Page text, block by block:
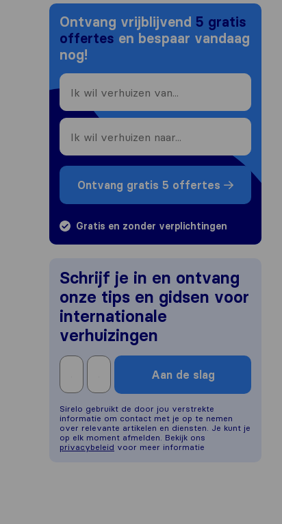
Ontvang vrijblijvend 5 gratis
offertes en bespaar vandaag
nog!
Ontvang gratis 5 offertes
Gratis en zonder verplichtingen
Schrijf je in en ontvang
onze tips en gidsen voor
internationale
verhuizingen
Aan de slag
Sirelo gebruikt de door jou verstrekte
informatie om contact met je op te nemen
over relevante artikelen en diensten. Je kunt je
op elk moment afmelden. Bekijk ons
privacybeleid voor meer informatie